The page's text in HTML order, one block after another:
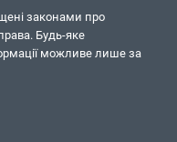
законами про
Будь-яке
можливе лише за